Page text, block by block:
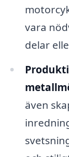
vara
delar
även